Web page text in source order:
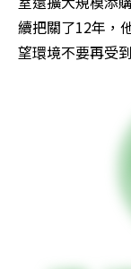
續把關了12年，
望環境不要再受